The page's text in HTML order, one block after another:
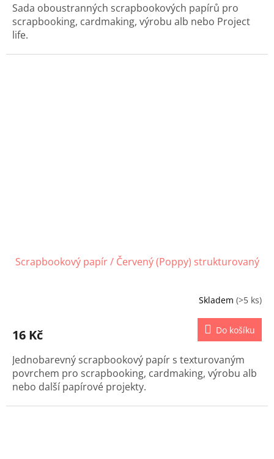
Sada oboustranných scrapbookových papírů pro
scrapbooking, cardmaking, výrobu alb nebo Project
life.
Scrapbookový papír / Červený (Poppy) strukturovaný
Skladem (>5 ks)
16 Kč Do košíku
Jednobarevný scrapbookový papír s texturovaným
povrchem pro scrapbooking, cardmaking, výrobu alb
nebo další papírové projekty.